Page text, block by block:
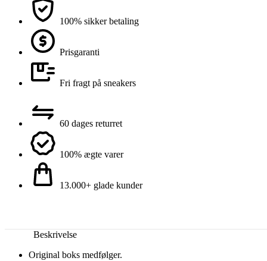
100% sikker betaling
Prisgaranti
Fri fragt på sneakers
60 dages returret
100% ægte varer
13.000+ glade kunder
Beskrivelse
Original boks medfølger.